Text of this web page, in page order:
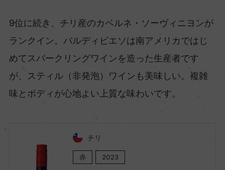
9位に続き、チリ産のカベルネ・ソーヴィニヨンが
ランクイン。バルディビエソは南アメリカではじ
めてスパークリングワインを造った生産者です
が、スティル（非発泡）ワインも美味しい。複雑
味とボディが心地よい上質な味わいです。
チリ
赤 2023